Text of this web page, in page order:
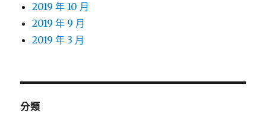
2019 年 10 月
2019 年 9 月
2019 年 3 月
分類